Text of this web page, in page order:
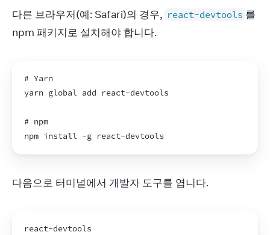
다른 브라우저(예: Safari)의 경우, react-devtools 를
npm 패키지로 설치해야 합니다.
# Yarn
yarn global add react-devtools
# npm
npm install -g react-devtools
다음으로 터미널에서 개발자 도구를 엽니다.
react-devtools